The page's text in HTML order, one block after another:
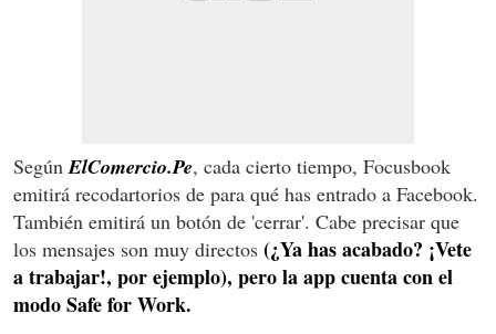
Según ElComercio.Pe, cada cierto tiempo, Focusbook
emitirá recodartorios de para qué has entrado a Facebook.
También emitirá un botón de 'cerrar'. Cabe precisar que
los mensajes son muy directos (¿Ya has acabado? ¡Vete
a trabajar!, por ejemplo), pero la app cuenta con el
modo Safe for Work.